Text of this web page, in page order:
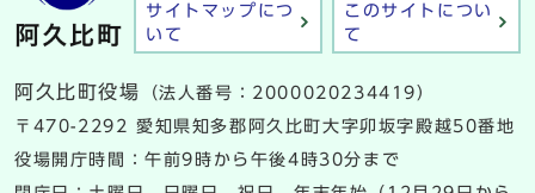
サイトマップにつ
いて
このサイトについ
て
阿久比町役場
（法人番号：2000020234419）
〒470-2292 愛知県知多郡阿久比町大字卯坂字殿越50番地
役場開庁時間：午前9時から午後4時30分まで